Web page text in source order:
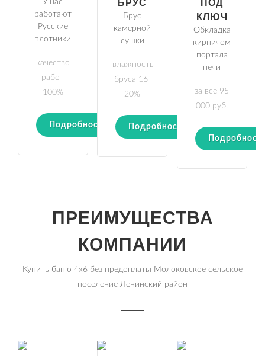
У нас
работают
Русские
плотники
качество
работ
100%
Подробности
БРУС
Брус
камерной
сушки
влажность
бруса 16-
20%
Подробности
ПОД
КЛЮЧ
Обкладка
кирпичом
портала
печи
за все 95
000 руб.
ПРЕИМУЩЕСТВА
КОМПАНИИ
Купить баню 4х6 без предоплаты Молоковское сельское
поселение Ленинский район